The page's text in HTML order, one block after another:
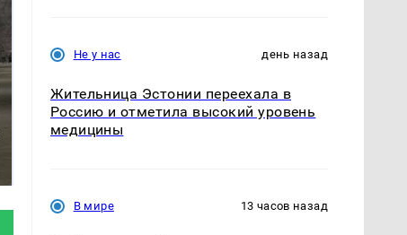
Не ешьте эту
Не у нас день назад
Жительница Эстонии переехала в
Россию и отметила высокий уровень
медицины
В мире 13 часов назад